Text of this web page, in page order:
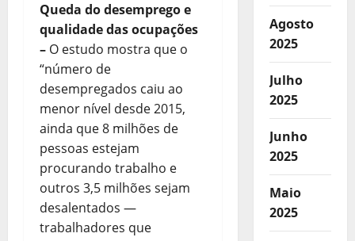
Queda do desemprego e
qualidade das ocupações
– O estudo mostra que o
“número de
desempregados caiu ao
menor nível desde 2015,
ainda que 8 milhões de
pessoas estejam
procurando trabalho e
outros 3,5 milhões sejam
desalentados —
trabalhadores que
Agosto
2025
Julho
2025
Junho
2025
Maio
2025